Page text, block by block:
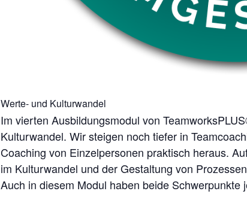
Werte- und Kulturwandel
Im vierten Ausbildungsmodul von
Kulturwandel. Wir steigen noch tiefer in
Coaching von Einzelpersonen praktisch heraus.
im Kulturwandel und der Gestaltung von
Auch in diesem Modul haben beide Schwerpunkte